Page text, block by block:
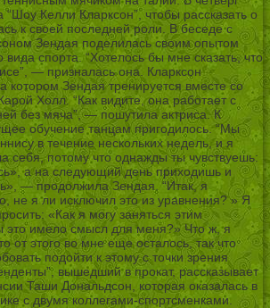
Келли Кларксон”, чтобы рассказать о
к своей последней роли. В беседе с
Зендая поделилась своим опытом
вида спорта. “Хотелось бы мне сказать, что
— призналась она. Кларксон
котором Зендая тренируется вместе со
Холл. “Как видите, она работает с
без мяча”, — пошутила актриса. К
обучение танцам пригодилось. “Мы
в течение нескольких недель, и я
себя, потому что однажды ты чувствуешь:
а на следующий день приходишь и
— продолжила Зендая. “Итак, я
не я ли исключил это из уравнения? » Я
«Как я могу заняться этим
это имело смысл для меня?» Что ж, я
от этого во мне еще осталось, так что
подойти к этому с точки зрения
вышедший в прокат, рассказывает
Таши Дональдсон, которая оказалась в
с двумя коллегами-спортсменками.